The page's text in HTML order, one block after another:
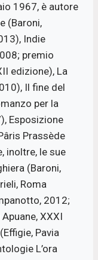
1967, è autore
(Baroni,
Indie
premio
edizione), La
Il fine del
per la
Esposizione
Prassède
inoltre, le sue
(Baroni,
Roma
2012;
XXXI
Pavia
L’ora